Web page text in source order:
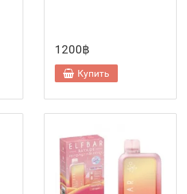
1200฿
Купить